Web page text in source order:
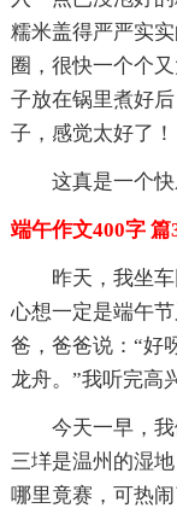
糯米盖得严严实
圈，很快一个个
子放在锅里煮好
子，感觉太好了！
这真是一个快
端午作文400字 篇
昨天，我坐
心想一定是端午
爸，爸爸说：“好
龙舟。”我听完高
今天一早，
三垟是温州的湿
哪里竟赛，可热